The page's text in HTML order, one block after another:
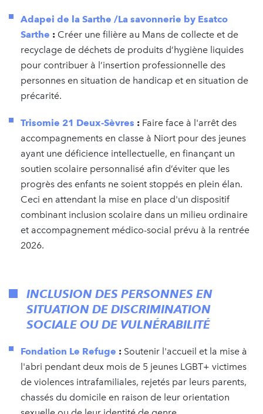
Adapei de la Sarthe /La savonnerie by Esatco
Sarthe : Créer une filière au Mans de collecte et de
recyclage de déchets de produits d’hygiène liquides
pour contribuer à l’insertion professionnelle des
personnes en situation de handicap et en situation de
précarité.
Trisomie 21 Deux-Sèvres : Faire face à l'arrêt des
accompagnements en classe à Niort pour des jeunes
ayant une déficience intellectuelle, en finançant un
soutien scolaire personnalisé afin d’éviter que les
progrès des enfants ne soient stoppés en plein élan.
Ceci en attendant la mise en place d'un dispositif
combinant inclusion scolaire dans un milieu ordinaire
et accompagnement médico-social prévu à la rentrée
2026.
INCLUSION DES PERSONNES EN
SITUATION DE DISCRIMINATION
SOCIALE OU DE VULNÉRABILITÉ
Fondation Le Refuge : Soutenir l'accueil et la mise à
l'abri pendant deux mois de 5 jeunes LGBT+ victimes
de violences intrafamiliales, rejetés par leurs parents,
chassés du domicile en raison de leur orientation